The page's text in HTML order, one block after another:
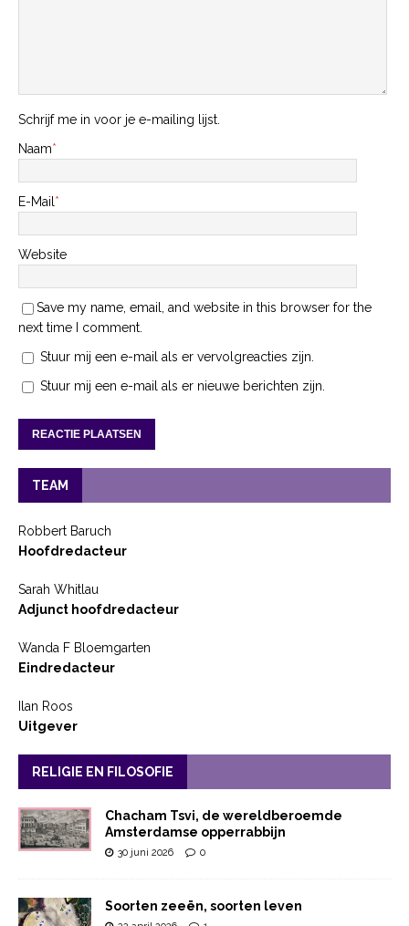
Schrijf me in voor je e-mailing lijst.
Naam*
E-Mail*
Website
Save my name, email, and website in this browser for the
next time I comment.
Stuur mij een e-mail als er vervolgreacties zijn.
Stuur mij een e-mail als er nieuwe berichten zijn.
TEAM
Robbert Baruch
Hoofdredacteur
Sarah Whitlau
Adjunct hoofdredacteur
Wanda F Bloemgarten
Eindredacteur
Ilan Roos
Uitgever
RELIGIE EN FILOSOFIE
Chacham Tsvi, de wereldberoemde
Amsterdamse opperrabbijn
30 juni 2026 0
Soorten zeeën, soorten leven